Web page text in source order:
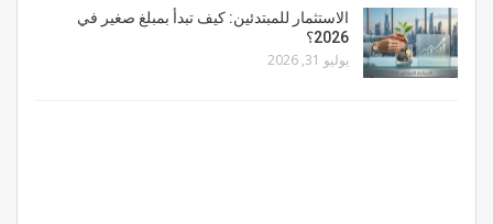
الاستثمار للمبتدئين: كيف تبدأ بمبلغ صغير في
2026؟
يوليو 31, 2026